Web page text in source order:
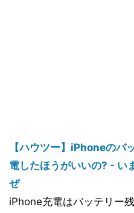
【ハウツー】iPhoneのバ
電したほうがいいの? - い
ぜ
iPhone充電はバッテリー